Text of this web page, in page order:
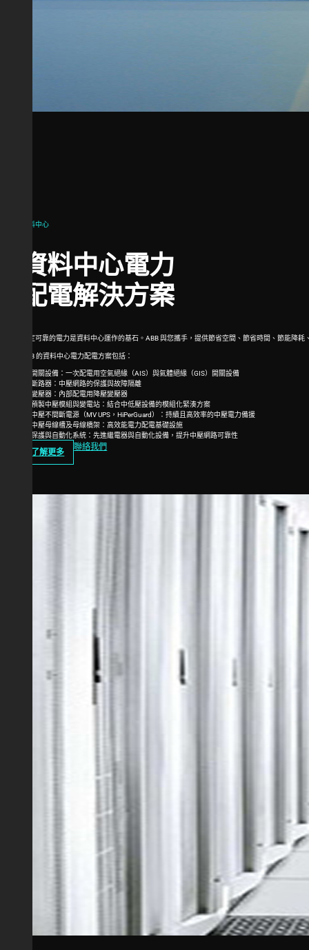
資料中心
資料中心電力
配電解決方案
穩定可靠的電力是資料中心運作的基石。ABB 與您攜手，提供節省空間、節省時間、節能
ABB 的資料中心電力配電方案包括：
開關設備：一次配電用空氣絕緣（AIS）與氣體絕緣（GIS）開關設備
斷路器：中壓網路的保護與故障隔離
變壓器：內部配電用降壓變壓器
預製中壓模組與變電站：結合中低壓設備的模組化緊湊方案
中壓不間斷電源（MV UPS，HiPerGuard）：持續且高效率的中壓電力備援
中壓母線槽及母線橋架：高效能電力配電基礎設施
保護與自動化系統：先進繼電器與自動化設備，提升中壓網路可靠性
了解更多
聯絡我們